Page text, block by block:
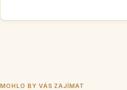
MOHLO BY VÁS ZAJÍMAT